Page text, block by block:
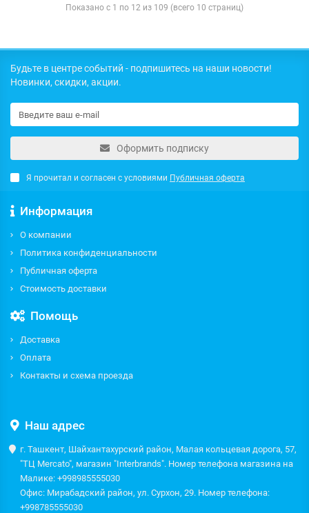
Показано с 1 по 12 из 109 (всего 10 страниц)
Будьте в центре событий - подпишитесь на наши новости!
Новинки, скидки, акции.
Оформить подписку
Я прочитал и согласен с условиями Публичная оферта
Информация
О компании
Политика конфиденциальности
Публичная оферта
Стоимость доставки
Помощь
Доставка
Оплата
Контакты и схема проезда
Наш адрес
г. Ташкент, Шайхантахурский район, Малая кольцевая дорога, 57,
"ТЦ Mercato", магазин "Interbrands". Номер телефона магазина на
Малике: +998985555030
Офис: Мирабадский район, ул. Сурхон, 29. Номер телефона:
+998785555030